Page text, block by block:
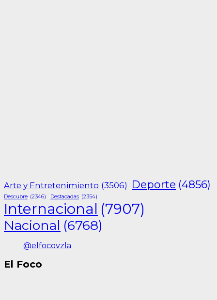
Arte y Entretenimiento (3506) Deporte (4856)
Descubre (2346) Destacadas (2354)
Internacional (7907)
Nacional (6768)
@elfocovzla
El Foco